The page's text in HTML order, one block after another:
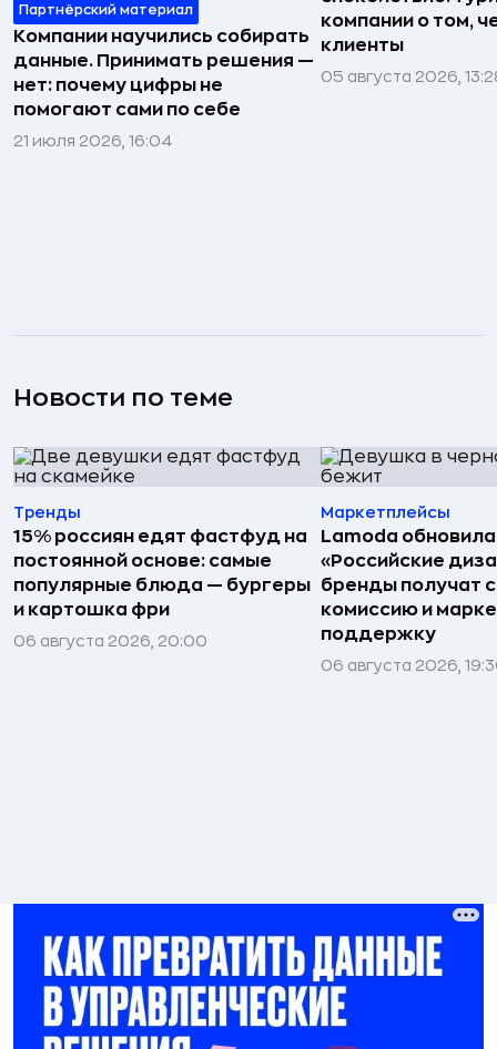
Партнёрский материал
Компании научились собирать
данные. Принимать решения —
нет: почему цифры не
помогают сами по себе
21 июля 2026, 16:04
компании о том,
клиенты
05 августа 2026,
Новости по теме
Тренды
15% россиян едят фастфуд на
постоянной основе: самые
популярные блюда — бургеры
и картошка фри
06 августа 2026, 20:00
Маркетплейсы
Lamoda
«Российские
бренды получат
комиссию и
поддержку
06 августа 2026,